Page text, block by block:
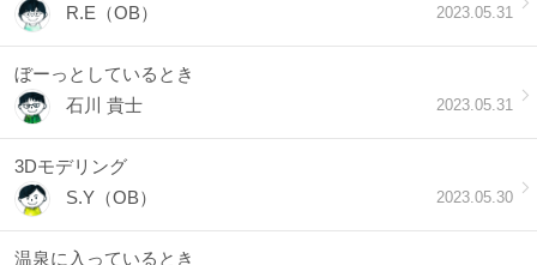
2023.05.31
R.E（OB）
2023.05.31
石川 貴士
ぼーっとしているとき
2023.05.30
S.Y（OB）
3Dモデリング
温泉に入っているとき